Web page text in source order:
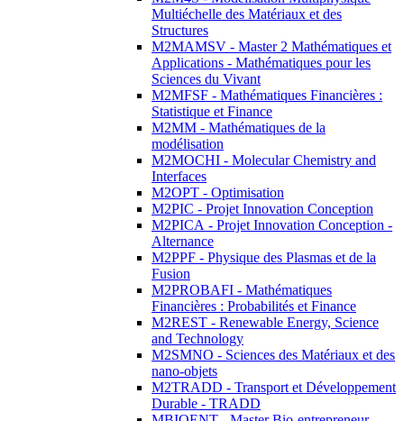
Multiéchelle des Matériaux et des
Structures
M2MAMSV - Master 2 Mathématiques et
Applications - Mathématiques pour les
Sciences du Vivant
M2MFSF - Mathématiques Financières :
Statistique et Finance
M2MM - Mathématiques de la
modélisation
M2MOCHI - Molecular Chemistry and
Interfaces
M2OPT - Optimisation
M2PIC - Projet Innovation Conception
M2PICA - Projet Innovation Conception -
Alternance
M2PPF - Physique des Plasmas et de la
Fusion
M2PROBAFI - Mathématiques
Financières : Probabilités et Finance
M2REST - Renewable Energy, Science
and Technology
M2SMNO - Sciences des Matériaux et des
nano-objets
M2TRADD - Transport et Développement
Durable - TRADD